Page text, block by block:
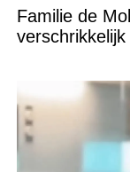
Familie de